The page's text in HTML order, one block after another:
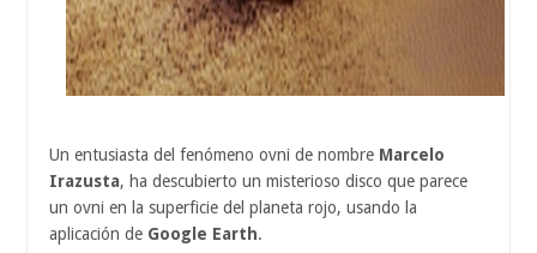
Un entusiasta del fenómeno ovni de nombre Marcelo
Irazusta, ha descubierto un misterioso disco que parece
un ovni en la superficie del planeta rojo, usando la
aplicación de Google Earth.